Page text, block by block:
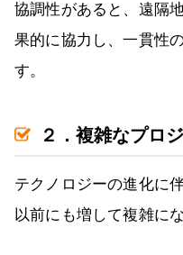
協調性があると、遠隔
果的に協力し、一貫性
す。
２．複雑なプロ
テクノロジーの進化に
以前にも増して複雑に